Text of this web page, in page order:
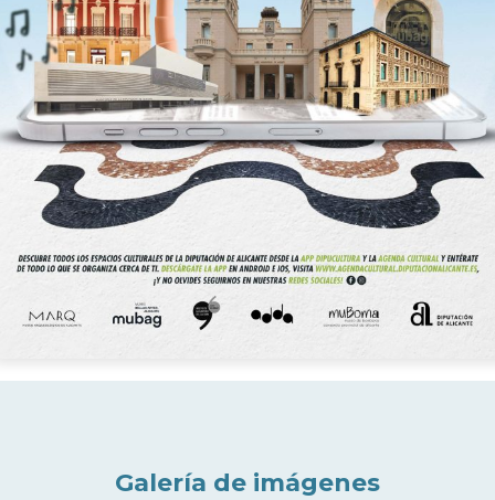
Galería de imágenes